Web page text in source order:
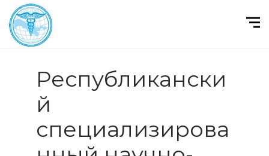
Республикански
й
специализирова